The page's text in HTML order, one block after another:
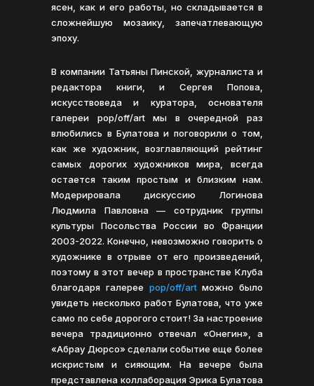
ясен, как и его работы, но складывается в
сложнейшую мозаику, запечатлевающую
эпоху.
В компании Татьяны Пинской, журналиста и
редактора книги, и Сергея Попова,
искусствоведа и куратора, основателя
галереи pop/off/art мы в очередной раз
влюбились в Булатова и поговорили о том,
как же художник, возглавляющий рейтинг
самых дорогих художников мира, всегда
остается таким простым и близким нам.
Модерировала дискуссию Логинова
Людмила Павловна — сотрудник группы
культуры Посольства России во Франции
2003-2022. Конечно, невозможно говорить о
художнике в отрыве от его произведений,
поэтому в этот вечер в пространстве Клуба
благодаря галерее pop/off/artможно было
увидеть несколько работ Булатова, что уже
само по себе дорогого стоит! За настроение
вечера традиционно отвечал «Онегин», а
«Абрау Дюрсо» сделали событие еще более
искристым и сияющим. На вечере была
представлена коллаборация Эрика Булатова